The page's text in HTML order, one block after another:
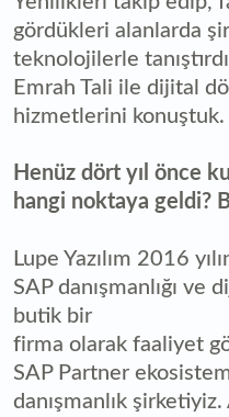
gördükleri alanlarda
teknolojilerle
Emrah Tali ile dijital
hizmetlerini konuştuk.
Henüz dört yıl önce
hangi noktaya geldi?
Lupe Yazılım 2016
SAP danışmanlığı ve
butik bir
firma olarak faaliyet
SAP Partner
danışmanlık